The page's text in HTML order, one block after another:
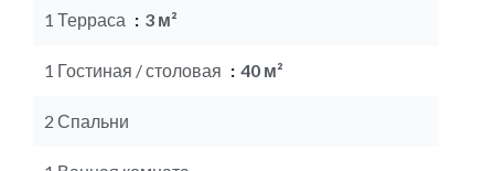
1 Терраса 3 м²
1 Гостиная / столовая 40 м²
2 Спальни